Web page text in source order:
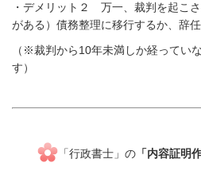
・デメリット２ 万一、裁判を起こ
がある）債務整理に移行するか、辞
（※裁判から10年未満しか経ってい
す）
「行政書士」の 「内容証明